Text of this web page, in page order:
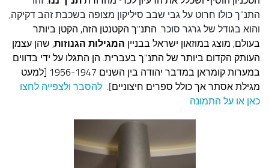
קשר משפחתי
פינת הנכד
כתבו אלינו
התנ"ך כולו חרוט על גבי שבב סיליקון מצופה בשכבת זהב דקיקה,
והוא בגודל של גרגר סוכר. התנ"ך הקטנטן הזה, הקטן ביותר
בעולם, מוצג במוזאון ישראל בבניין המגילות הגנוזות, שהן עצמן
העותק הקדום ביותר של התנ"ך בעברית. הן התגלו על ידי בדווים
במערות קומראן במדבר יהודה בין השנים 1956-1947 [למעט
מגילת אסתר אך כולל ספרים חיצוניים]. להסבר ולצפייה לחצו
כאן או על התמונה